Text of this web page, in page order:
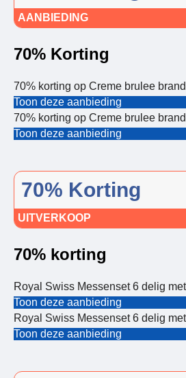
AANBIEDING
70% Korting
70% korting op Creme brulee
Toon deze aanbieding
70% korting op Creme brulee
Toon deze aanbieding
70% Korting
UITVERKOOP
70% korting
Royal Swiss Messenset 6 delig
Toon deze aanbieding
Royal Swiss Messenset 6 delig
Toon deze aanbieding